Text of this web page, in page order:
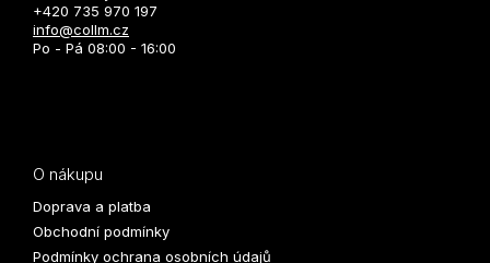
+420 735 970 197
info@collm.cz
Po - Pá 08:00 - 16:00
O nákupu
Doprava a platba
Obchodní podmínky
Podmínky ochrana osobních údajů